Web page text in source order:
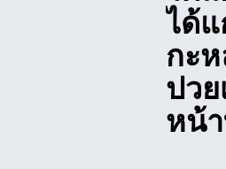
ได้
กะ
ปวย
หน้